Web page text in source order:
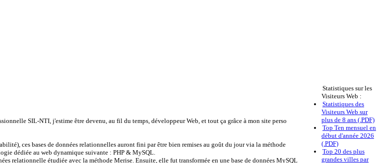
SIL-NTI, j'estime être devenu, au fil du temps, développeur Web, et tout ça grâce à mon site perso
ces bases de données relationnelles auront fini par être bien remises au goût du jour via la méthode
dédiée au web dynamique suivante : PHP & MySQL.
relationnelle étudiée avec la méthode Merise. Ensuite, elle fut transformée en une base de données MySQL
Statistiques sur les
Visiteurs Web :
Statistiques des
Visiteurs Web sur
plus de 8 ans (.PDF)
Top Ten mensuel en
début d'année 2026
(.PDF)
Top 20 des plus
grandes villes par